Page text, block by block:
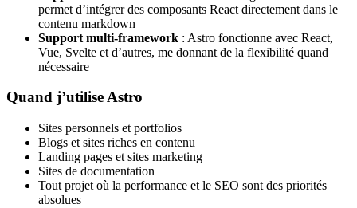
permet d’intégrer des composants React directement dans le
contenu markdown
Support multi-framework : Astro fonctionne avec React,
Vue, Svelte et d’autres, me donnant de la flexibilité quand
nécessaire
Quand j’utilise Astro
Sites personnels et portfolios
Blogs et sites riches en contenu
Landing pages et sites marketing
Sites de documentation
Tout projet où la performance et le SEO sont des priorités
absolues